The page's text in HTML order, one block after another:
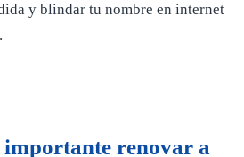
y blindar tu nombre en internet
importante renovar a